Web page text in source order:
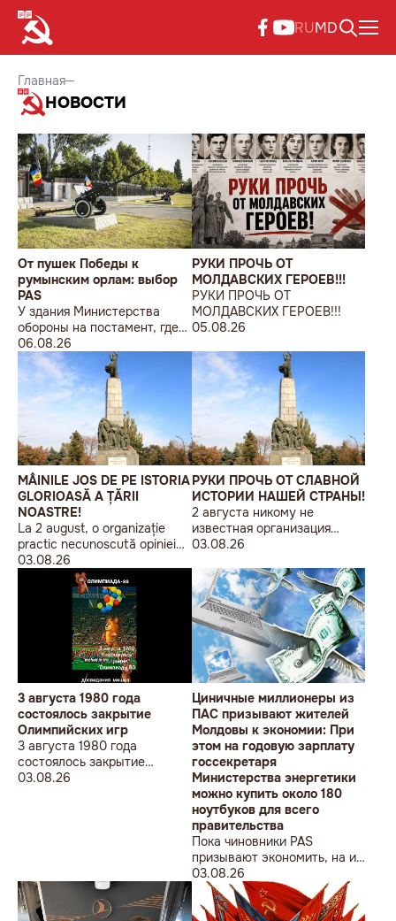
RUMD
Главная
НОВОСТИ
От пушек Победы к
румынским орлам: выбор
PAS
У здания Министерства
обороны на постамент, где
прежде стояла знаменитая
советская пушка, молодой
мужчина возложил букет
цветов.
06.08.26
РУКИ ПРОЧЬ ОТ
МОЛДАВСКИХ ГЕРОЕВ!!!
РУКИ ПРОЧЬ ОТ
МОЛДАВСКИХ ГЕРОЕВ!!!
05.08.26
MÂINILE JOS DE PE ISTORIA
GLORIOASĂ A ȚĂRII
NOASTRE!
La 2 august, o organizație
practic necunoscută opiniei
publice, autointitulată „Liga
Studenților Basarabeni”, a
organizat la Chișinău o
acțiune de protest modestă,
sub sloganul „În Uniunea
Europeană fără monumente
sovietice”.
03.08.26
РУКИ ПРОЧЬ ОТ СЛАВНОЙ
ИСТОРИИ НАШЕЙ СТРАНЫ!
2 августа никому не
известная организация
«Лига бессарабских
Кишиневе малочисленную
акцию «В Европейский Союз
без советских памятников».
03.08.26
3 августа 1980 года
состоялось закрытие
Олимпийских игр
3 августа 1980 года
состоялось закрытие
Олимпийских игр
03.08.26
Циничные миллионеры из
ПАС призывают жителей
Молдовы к экономии: При
этом на годовую зарплату
госсекретаря
Министерства энергетики
можно купить около 180
ноутбуков для всего
правительства
Пока чиновники PAS
призывают экономить, на их
собственные доходы можно
купить технику для целого
учреждения
03.08.26